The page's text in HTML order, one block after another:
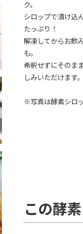
ク。
シロップで漬け込
たっぷり！
解凍してからお飲
も。
希釈せずにそのま
しみいただけます。
※写真は酵素シロ
この酵